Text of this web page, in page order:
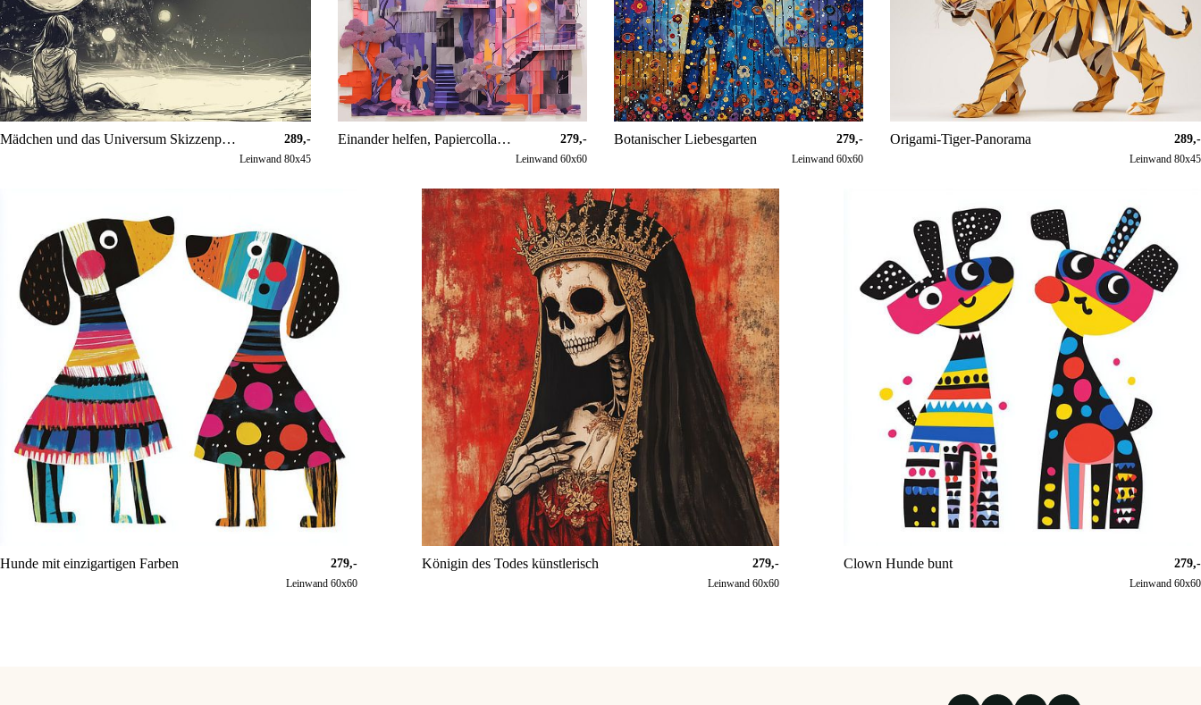
Mädchen und das Universum Skizzenpanorama 289,-
Leinwand 80x45
Einander helfen, Papiercollagen kreativ zu gestalten 279,-
Leinwand 60x60
Botanischer Liebesgarten 279,-
Leinwand 60x60
Origami-Tiger-Panorama 289,-
Leinwand 80x45
Hunde mit einzigartigen Farben 279,-
Leinwand 60x60
Königin des Todes künstlerisch 279,-
Leinwand 60x60
Clown Hunde bunt 279,-
Leinwand 60x60